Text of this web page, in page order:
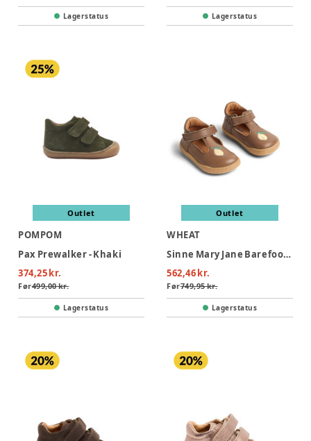
Lagerstatus Lagerstatus
Outlet
POMPOM
Pax Prewalker - Khaki
374,25 kr.
Før499,00 kr.
Lagerstatus
Outlet
WHEAT
Sinne Mary Jane Barefoot Prewalker - Natural
562,46 kr.
Før749,95 kr.
Lagerstatus